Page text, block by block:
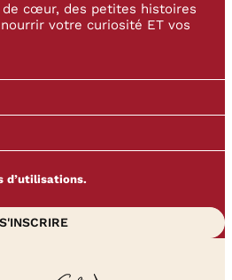
de cœur, des petites histoires
votre curiosité ET vos
d’utilisations.